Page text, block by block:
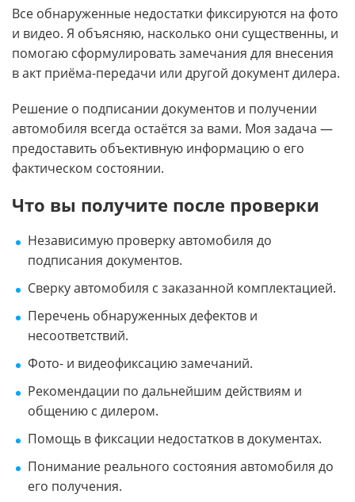
Все обнаруженные недостатки фиксируются на фото
и видео. Я объясняю, насколько они существенны, и
помогаю сформулировать замечания для внесения
в акт приёма-передачи или другой документ дилера.
Решение о подписании документов и получении
автомобиля всегда остаётся за вами. Моя задача —
предоставить объективную информацию о его
фактическом состоянии.
Что вы получите после проверки
Независимую проверку автомобиля до
подписания документов.
Сверку автомобиля с заказанной комплектацией.
Перечень обнаруженных дефектов и
несоответствий.
Фото- и видеофиксацию замечаний.
Рекомендации по дальнейшим действиям и
общению с дилером.
Помощь в фиксации недостатков в документах.
Понимание реального состояния автомобиля до
его получения.